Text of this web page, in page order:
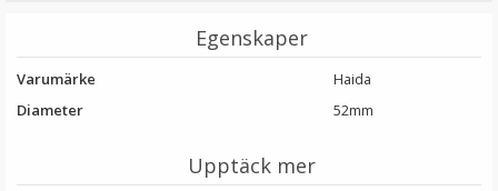
LÄGG I VARUKORG
Egenskaper
Varumärke
Haida
Diameter
52mm
Upptäck mer